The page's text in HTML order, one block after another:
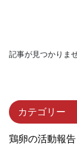
記事が見つかりませ
カテゴリー
鶏卵の活動報告